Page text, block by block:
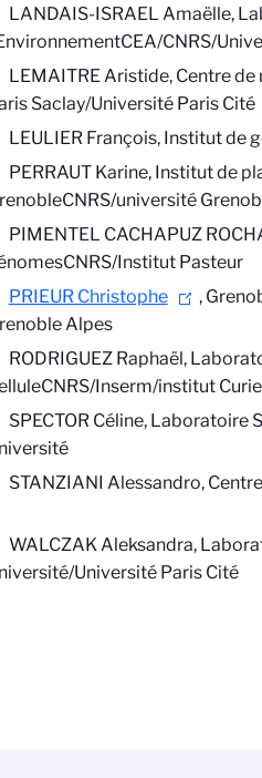
LANDAIS-ISRAEL Amaëlle,
CEA/CNRS/
LEMAITRE Aristide, Centre
Saclay/Université Paris Cité
LEULIER François, Institut de
PERRAUT Karine, Institut de
CNRS/université
PIMENTEL CACHAPUZ
CNRS/Institut Pasteur
PRIEUR Christophe
,
Alpes
RODRIGUEZ Raphaël,
CNRS/Inserm/institut Curie
SPECTOR Céline, Laboratoire
STANZIANI Alessandro,
WALCZAK Aleksandra,
Université Paris Cité